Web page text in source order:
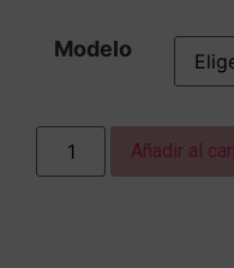
Modelo
Añadir al